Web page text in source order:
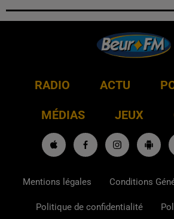
RADIO ACTU
MÉDIAS JEUX
Mentions légales Conditions
Politique de confidentialité